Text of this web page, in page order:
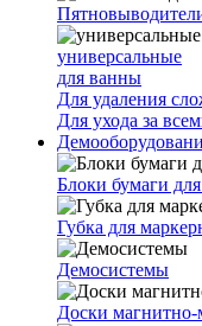
универсальные
для ванны
Для удаления
Для ухода за
Блоки бумаги
Губка для
Демосистемы
Доски